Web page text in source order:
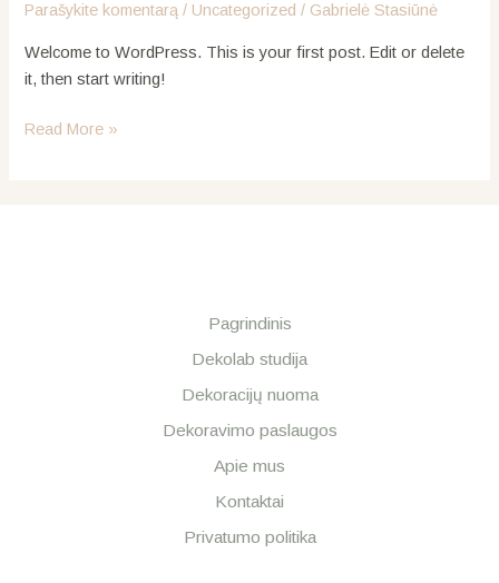
Parašykite komentarą / Uncategorized / Gabrielė Stasiūnė
Welcome to WordPress. This is your first post. Edit or delete
it, then start writing!
Read More »
Pagrindinis
Dekolab studija
Dekoracijų nuoma
Dekoravimo paslaugos
Apie mus
Kontaktai
Privatumo politika